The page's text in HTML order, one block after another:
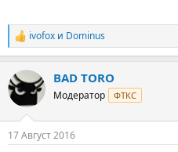
R
e
c
t
i
s
ivofox и Dominus
BAD TORO
Модератор ФТКС
17 Август 2016